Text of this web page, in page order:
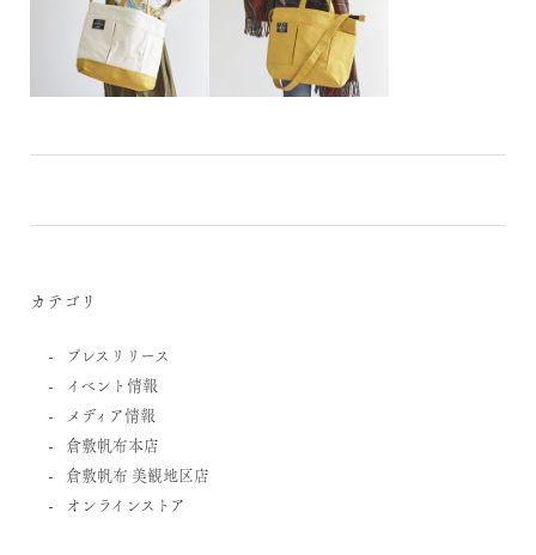
カテゴリ
プレスリリース
イベント情報
メディア情報
倉敷帆布本店
倉敷帆布 美観地区店
オンラインストア